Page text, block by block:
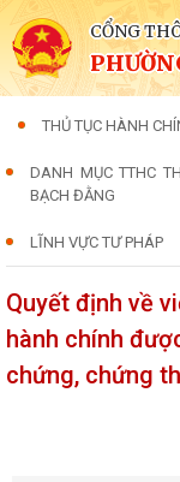
CỔNG
THỦ TỤC HÀNH
DANH MỤC TTHC
BẠCH ĐẰNG
LĨNH VỰC TƯ PHÁP
Quyết định về
hành chính
chứng, chứng